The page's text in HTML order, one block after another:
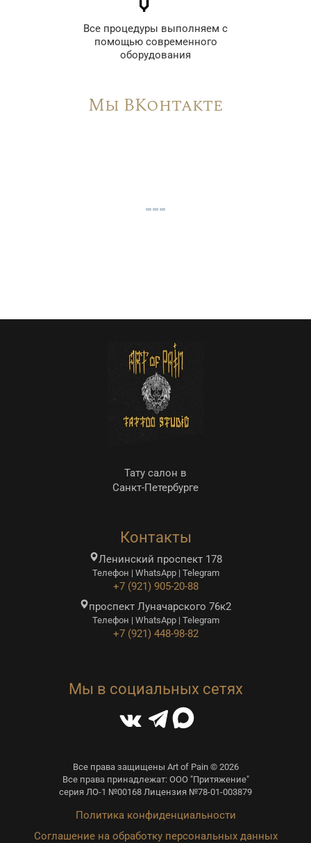
Все процедуры выполняем с
помощью современного
оборудования
Мы ВКонтакте
Тату салон в
Санкт-Петербурге
Контакты
Ленинский проспект 178
Телефон | WhatsApp | Telegram
+7 (921) 905-20-88
проспект Луначарского 76к2
Телефон | WhatsApp | Telegram
+7 (921) 448-98-82
Мы в социальных сетях
Все права защищены Art of Pain © 2026
Все права принадлежат: ООО "Притяжение"
серия ЛО-1 №00168 Лицензия №78-01-003879
Политика конфиденциальности
Соглашение на обработку персональных данных